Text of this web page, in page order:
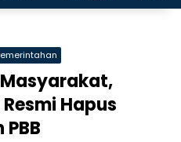
Hapus